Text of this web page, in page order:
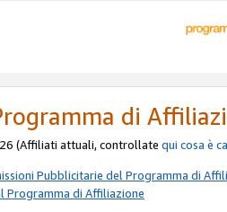
di
(Affiliati attuali, controllate qui cosa è
Pubblicitarie del Programma di
Programma di Affiliazione